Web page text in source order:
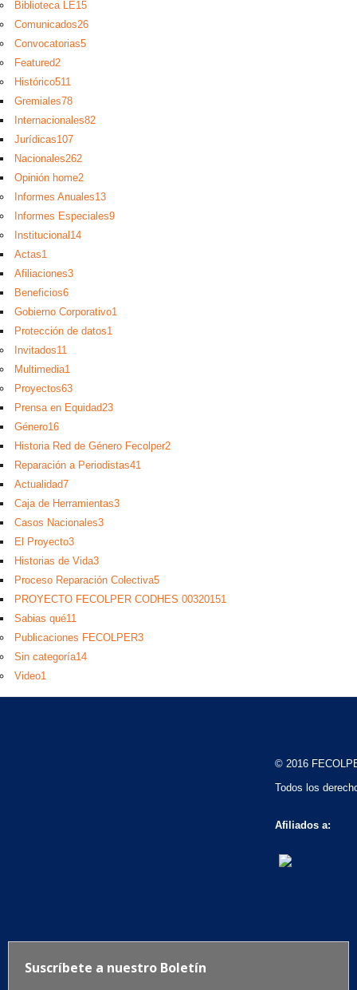
Biblioteca LE15
Comunicados26
Convocatorias5
Featured2
Histórico511
Gremiales78
Internacionales82
Jurídicas107
Nacionales262
Opinión home2
Informes Anuales13
Informes Especiales9
Institucional 14
Actas1
Afiliaciones3
Beneficios6
Gobierno Corporativo1
Protección de datos1
Invitados11
Multimedia1
Proyectos63
Prensa en Equidad23
Género16
Historia Red de Género Fecolper2
Reparación a Periodistas41
Actualidad7
Caja de Herramientas3
Casos Nacionales3
El Proyecto3
Historias de Vida3
Proceso Reparación Colectiva5
PROYECTO FECOLPER CODHES 00320151
Sabias qué11
Publicaciones FECOLPER3
Sin categoría14
Video1
© 2016
Todos los
Afiliados a: